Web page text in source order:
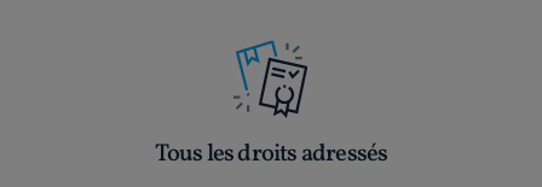
Tous les droits adressés